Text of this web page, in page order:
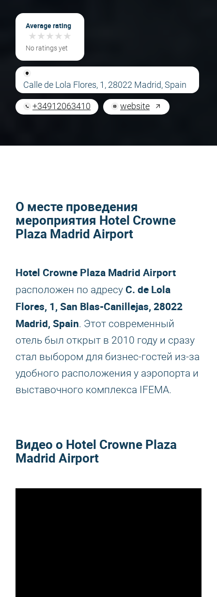
Average rating
★★★★★
★★★★★
No ratings yet
Calle de Lola Flores, 1, 28022 Madrid, Spain
+34912063410 website
О месте проведения
мероприятия Hotel Crowne
Plaza Madrid Airport
Hotel Crowne Plaza Madrid Airport
расположен по адресу C. de Lola
Flores, 1, San Blas-Canillejas, 28022
Madrid, Spain. Этот современный
отель был открыт в 2010 году и сразу
стал выбором для бизнес‑гостей из‑за
удобного расположения у аэропорта и
выставочного комплекса IFEMA.
Видео о Hotel Crowne Plaza
Madrid Airport